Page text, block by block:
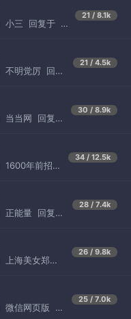
小三 回复于 6
21 / 8.1k
不明觉厉 回复
21 / 4.5k
当当网
回复
30 / 8.9k
1600年前招财
34 / 12.5k
正能量 回复
28 / 7.4k
上海美女郑利
26 / 9.8k
微信网页版
回
25 / 7.0k